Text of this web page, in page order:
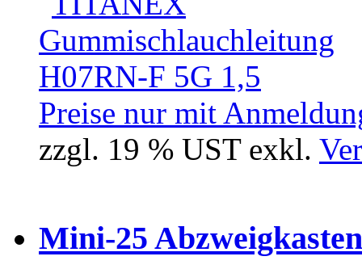
Preise nur mit
zzgl. 19 % UST exkl.
Mini-25